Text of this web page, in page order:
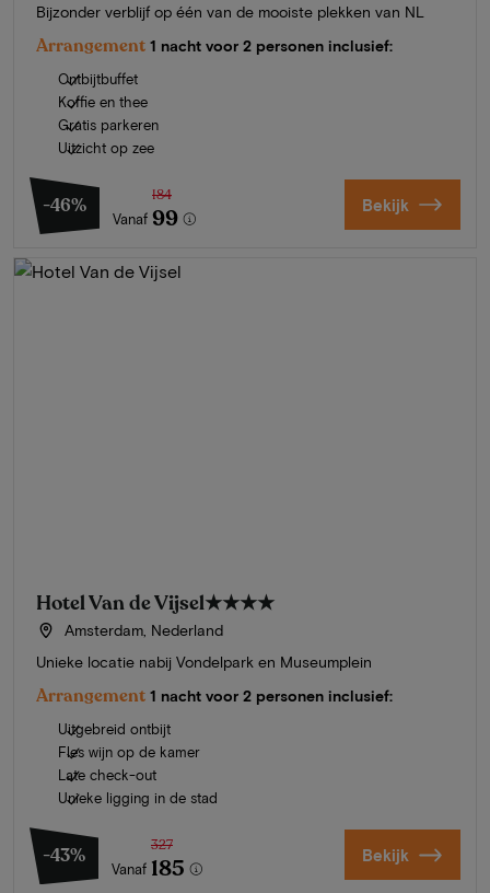
Bijzonder verblijf op één van de mooiste plekken van NL
Arrangement 1 nacht voor 2 personen inclusief:
Ontbijtbuffet
Koffie en thee
Gratis parkeren
Uitzicht op zee
-46%
Vanaf
184
99 Bekijk
Hotel Van de Vijsel★★★★
Amsterdam, Nederland
Unieke locatie nabij Vondelpark en Museumplein
Arrangement 1 nacht voor 2 personen inclusief:
Uitgebreid ontbijt
Fles wijn op de kamer
Late check-out
Unieke ligging in de stad
-43%
Vanaf
327
185 Bekijk